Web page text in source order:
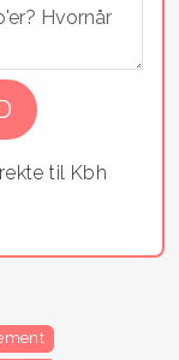
til Kbh